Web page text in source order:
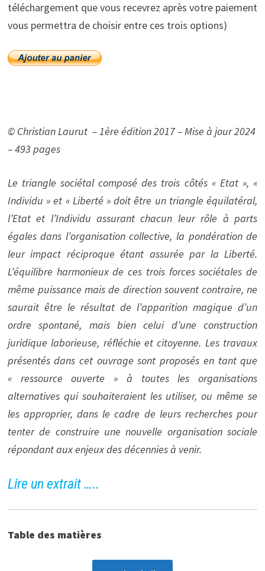
téléchargement que vous recevrez après votre paiement
vous permettra de choisir entre ces trois options)
© Christian Laurut – 1ère édition 2017 – Mise à jour 2024
– 493 pages
Le triangle sociétal composé des trois côtés « Etat », «
Individu » et « Liberté » doit être un triangle équilatéral,
l’Etat et l’Individu assurant chacun leur rôle à parts
égales dans l’organisation collective, la pondération de
leur impact réciproque étant assurée par la Liberté.
L’équilibre harmonieux de ces trois forces sociétales de
même puissance mais de direction souvent contraire, ne
saurait être le résultat de l’apparition magique d’un
ordre spontané, mais bien celui d’une construction
juridique laborieuse, réfléchie et citoyenne. Les travaux
présentés dans cet ouvrage sont proposés en tant que
« ressource ouverte » à toutes les organisations
alternatives qui souhaiteraient les utiliser, ou même se
les approprier, dans le cadre de leurs recherches pour
tenter de construire une nouvelle organisation sociale
répondant aux enjeux des décennies à venir.
Lire un extrait …..
Table des matières